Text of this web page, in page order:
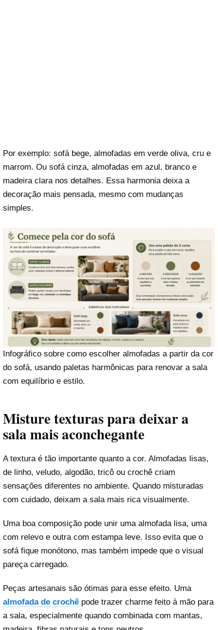
Por exemplo: sofá bege, almofadas em verde oliva, cru e
marrom. Ou sofá cinza, almofadas em azul, branco e
madeira clara nos detalhes. Essa harmonia deixa a
decoração mais pensada, mesmo com mudanças
simples.
Infográfico sobre como escolher almofadas a partir da cor
do sofá, usando paletas harmônicas para renovar a sala
com equilíbrio e estilo.
Misture texturas para deixar a
sala mais aconchegante
A textura é tão importante quanto a cor. Almofadas lisas,
de linho, veludo, algodão, tricô ou crochê criam
sensações diferentes no ambiente. Quando misturadas
com cuidado, deixam a sala mais rica visualmente.
Uma boa composição pode unir uma almofada lisa, uma
com relevo e outra com estampa leve. Isso evita que o
sofá fique monótono, mas também impede que o visual
pareça carregado.
Peças artesanais são ótimas para esse efeito. Uma
almofada de crochê pode trazer charme feito à mão para
a sala, especialmente quando combinada com mantas,